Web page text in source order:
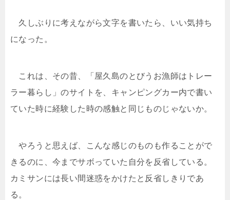
久しぶりに考えながら文字を書いたら、いい気持ち
になった。
これは、その昔、「屋久島のとびうお漁師はトレー
ラー暮らし」のサイトを、キャンピングカー内で書い
ていた時に経験した時の感触と同じものじゃないか。
やろうと思えば、こんな感じのものも作ることがで
きるのに、今までサボっていた自分を反省している。
カミサンには長い間迷惑をかけたと反省しきりであ
る。